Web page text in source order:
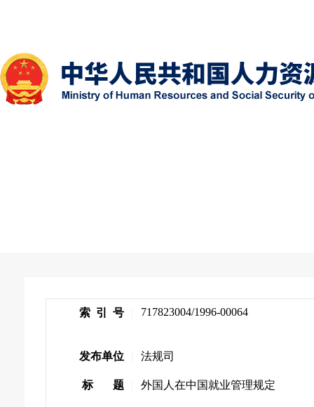
索 引 号 717823004/1996-00064
发布单位 法规司
标 题 外国人在中国就业管理规定